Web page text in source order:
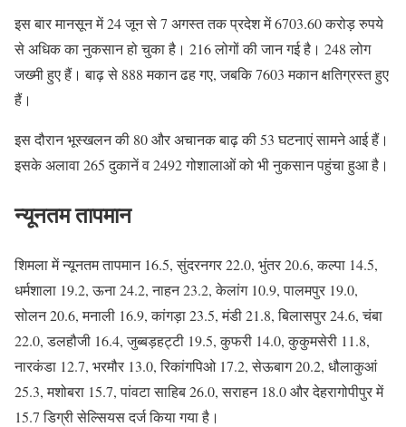
इस बार मानसून में 24 जून से 7 अगस्त तक प्रदेश में 6703.60 करोड़ रुपये
से अधिक का नुकसान हो चुका है। 216 लोगों की जान गई है। 248 लोग
जख्मी हुए हैं। बाढ़ से 888 मकान ढह गए, जबकि 7603 मकान क्षतिग्रस्त हुए
हैं।
इस दौरान भूस्खलन की 80 और अचानक बाढ़ की 53 घटनाएं सामने आई हैं।
इसके अलावा 265 दुकानें व 2492 गोशालाओं को भी नुकसान पहुंचा हुआ है।
न्यूनतम तापमान
शिमला में न्यूनतम तापमान 16.5, सुंदरनगर 22.0, भुंतर 20.6, कल्पा 14.5,
धर्मशाला 19.2, ऊना 24.2, नाहन 23.2, केलांग 10.9, पालमपुर 19.0,
सोलन 20.6, मनाली 16.9, कांगड़ा 23.5, मंडी 21.8, बिलासपुर 24.6, चंबा
22.0, डलहौजी 16.4, जुब्बड़हट्टी 19.5, कुफरी 14.0, कुकुमसेरी 11.8,
नारकंडा 12.7, भरमौर 13.0, रिकांगपिओ 17.2, सेऊबाग 20.2, धौलाकुआं
25.3, मशोबरा 15.7, पांवटा साहिब 26.0, सराहन 18.0 और देहरागोपीपुर में
15.7 डिग्री सेल्सियस दर्ज किया गया है।